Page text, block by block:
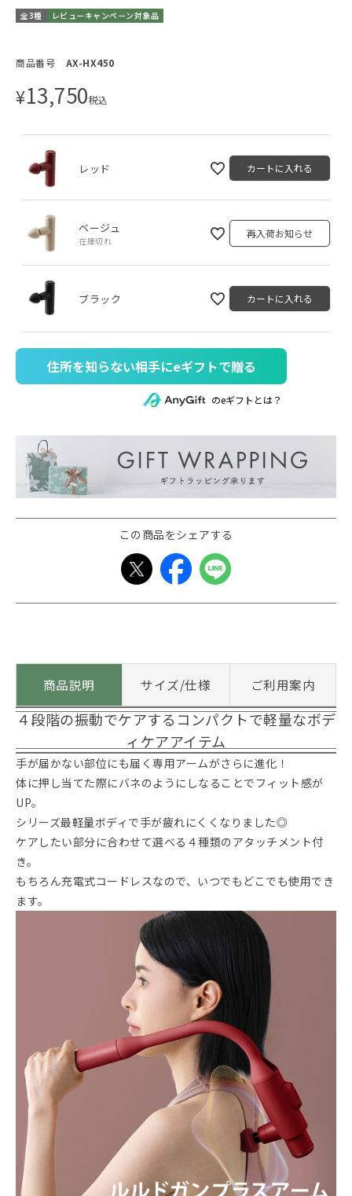
全3種 レビューキャンペーン対象品
商品番号 AX-HX450
¥13,750税込
レッド カートに入れる
ベージュ
在庫切れ
再入荷お知らせ
ブラック カートに入れる
住所を知らない相手にeギフトで贈る
のeギフトとは？
この商品をシェアする
商品説明 サイズ/仕様 ご利用案内
４段階の振動でケアするコンパクトで軽量なボデ
ィケアアイテム
手が届かない部位にも届く専用アームがさらに進化！
体に押し当てた際にバネのようにしなることでフィット感が
UP。
シリーズ最軽量ボディで手が疲れにくくなりました◎
ケアしたい部分に合わせて選べる４種類のアタッチメント付
き。
もちろん充電式コードレスなので、いつでもどこでも使用でき
ます。